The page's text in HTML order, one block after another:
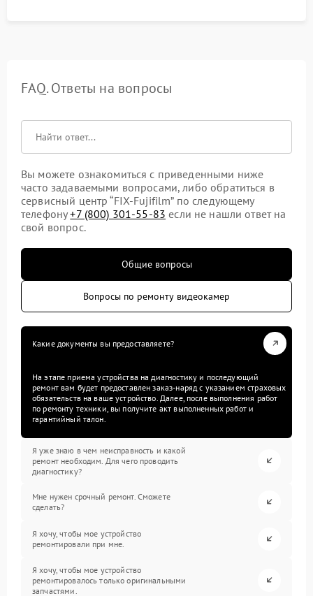
FAQ. Ответы на вопросы
Вы можете ознакомиться с приведенными ниже
часто задаваемыми вопросами, либо обратиться в
сервисный центр “FIX-Fujifilm” по следующему
телефону+7 (800) 301-55-83 если не нашли ответ на
свой вопрос.
Общие вопросы
Вопросы по ремонту видеокамер
Какие документы вы предоставляете?
На этапе приема устройства на диагностику и последующий
ремонт вам будет предоставлен заказ-наряд с указанием страховых
обязательств на ваше устройство. Далее, после выполнения работ
по ремонту техники, вы получите акт выполненных работ и
гарантийный талон.
Я уже знаю в чем неисправность и какой
ремонт необходим. Для чего проводить
диагностику?
Мне нужен срочный ремонт. Сможете
сделать?
Я хочу, чтобы мое устройство
ремонтировали при мне.
Я хочу, чтобы мое устройство
ремонтировалось только оригинальными
запчастями.